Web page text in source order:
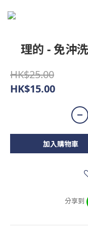
理的 - 免沖
HK$25.00
HK$15.00
加入購物車
分享到